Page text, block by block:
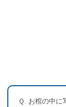
Ｑ. お棺の中に